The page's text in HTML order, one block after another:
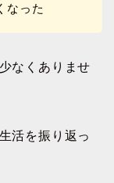
なった
なくありませ
活を振り返っ